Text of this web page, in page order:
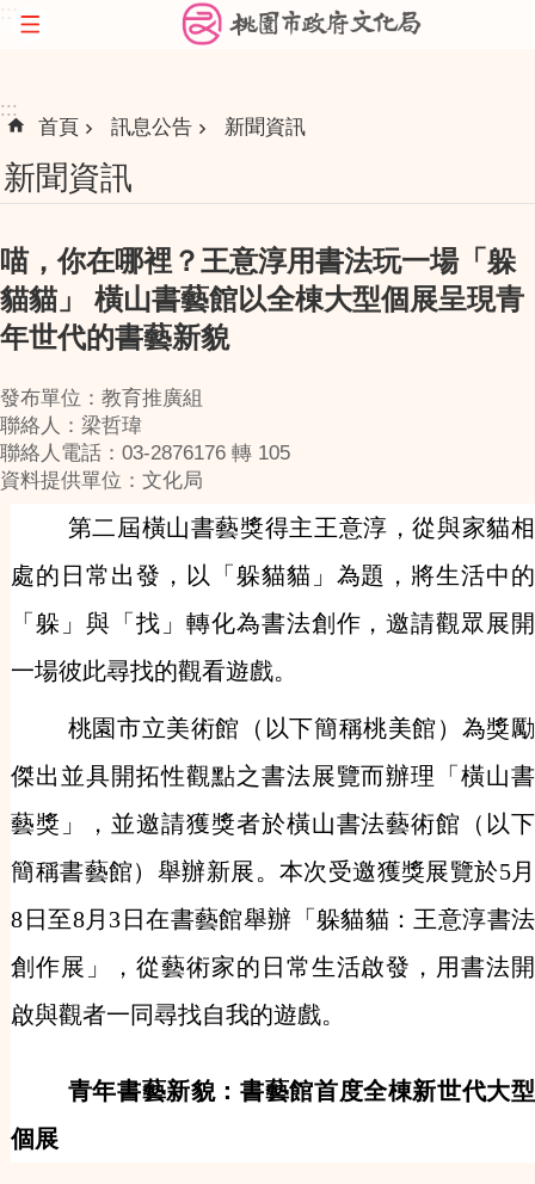
跳到主要內容區塊
:::
首頁 訊息公告 新聞資訊
新聞資訊
喵，你在哪裡？王意淳用書法玩一場「躲
貓貓」 橫山書藝館以全棟大型個展呈現青
年世代的書藝新貌
發布單位：教育推廣組
聯絡人：梁哲瑋
聯絡人電話：03-2876176 轉 105
資料提供單位：文化局
第二屆橫山書藝獎得主王意淳，從與家貓相
處的日常出發，以「躲貓貓」為題，將生活中的
「躲」與「找」轉化為書法創作，邀請觀眾展開
一場彼此尋找的觀看遊戲。
桃園市立美術館（以下簡稱桃美館）為獎勵
傑出並具開拓性觀點之書法展覽而辦理「橫山書
藝獎」，並邀請獲獎者於橫山書法藝術館（以下
簡稱書藝館）舉辦新展。本次受邀獲獎展覽於5月
8日至8月3日在書藝館舉辦「躲貓貓：王意淳書法
創作展」，從藝術家的日常生活啟發，用書法開
啟與觀者一同尋找自我的遊戲。
青年書藝新貌：書藝館首度全棟新世代大型
個展